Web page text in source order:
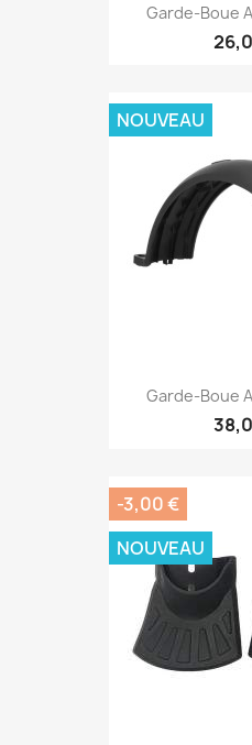
Garde-Boue
Garde-Boue
NOUVEAU
-3,00 €
NOUVEAU